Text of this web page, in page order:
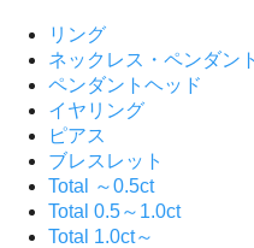
リング
ネックレス・ペンダント
ペンダントヘッド
イヤリング
ピアス
ブレスレット
Total ～0.5ct
Total 0.5～1.0ct
Total 1.0ct～